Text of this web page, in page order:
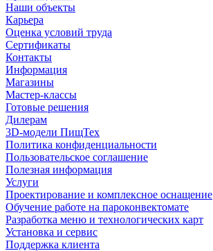
Наши объекты
Карьера
Оценка условий труда
Сертификаты
Контакты
Информация
Магазины
Мастер-классы
Готовые решения
Дилерам
3D-модели ПищТех
Политика конфиденциальности
Пользовательское соглашение
Полезная информация
Услуги
Проектирование и комплексное оснащение
Обучение работе на пароконвектомате
Разработка меню и технологических карт
Установка и сервис
Поддержка клиента